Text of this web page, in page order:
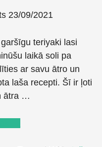
23/09/2021
teriyaki lasi
laikā soli pa
ar savu ātro un
laša recepti. Šī ir ļoti
ātra …